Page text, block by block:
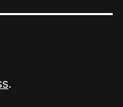
.